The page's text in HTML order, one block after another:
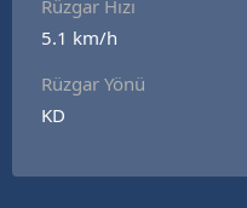
Rüzgar Hızı
5.1 km/h
Rüzgar Yönü
KD